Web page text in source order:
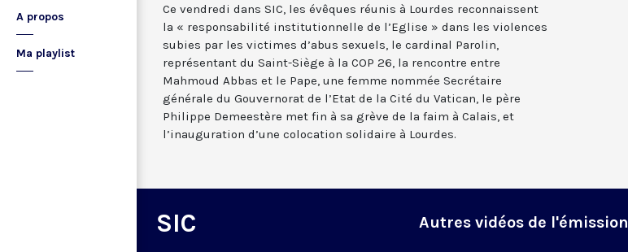
A propos
Ma playlist
Ce vendredi dans SIC, les évêques réunis à Lourdes reconnaissent
la « responsabilité institutionnelle de l’Eglise » dans les violences
subies par les victimes d’abus sexuels, le cardinal Parolin,
représentant du Saint-Siège à la COP 26, la rencontre entre
Mahmoud Abbas et le Pape, une femme nommée Secrétaire
générale du Gouvernorat de l’Etat de la Cité du Vatican, le père
Philippe Demeestère met fin à sa grève de la faim à Calais, et
l’inauguration d’une colocation solidaire à Lourdes.
SIC Autres vidéos de l'émission